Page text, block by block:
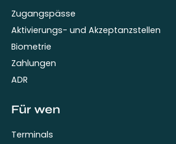
Zugangspässe
Aktivierungs- und Akzeptanzstellen
Biometrie
Zahlungen
ADR
Für wen
Terminals